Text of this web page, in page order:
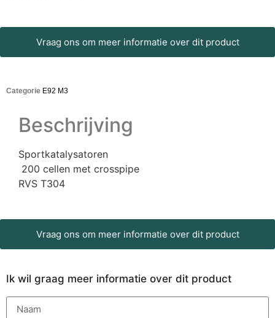
Vraag ons om meer informatie over dit product
Categorie E92 M3
Beschrijving
Sportkatalysatoren
200 cellen met crosspipe
RVS T304
Vraag ons om meer informatie over dit product
Ik wil graag meer informatie over dit product